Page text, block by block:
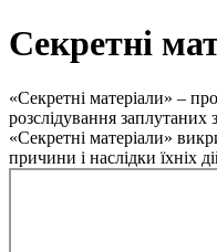
Секретні
«Секретні матеріали» –
розслідування заплутаних
«Секретні матеріали»
причини і наслідки їхніх